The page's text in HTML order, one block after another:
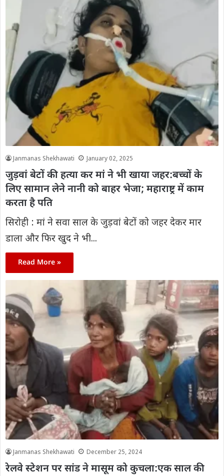
Janmanas Shekhawati January 02, 2025
जुड़वां बेटों की हत्या कर मां ने भी खाया जहर:बच्चों के
लिए सामान लेने नानी को बाहर भेजा; महाराष्ट्र में काम
करता है पति
सिरोही : मां ने सवा साल के जुड़वां बेटों को जहर देकर मार
डाला और फिर खुद ने भी...
Read More »
Janmanas Shekhawati December 25, 2024
रेलवे स्टेशन पर सांड ने मासूम को कुचला:एक साल की